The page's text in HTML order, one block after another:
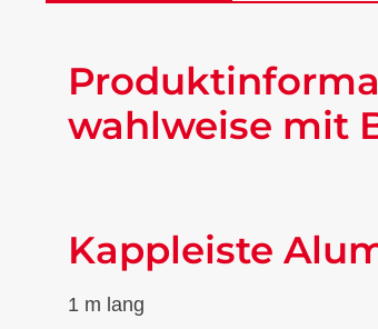
wahlweise mit
Kappleiste
1 m lang